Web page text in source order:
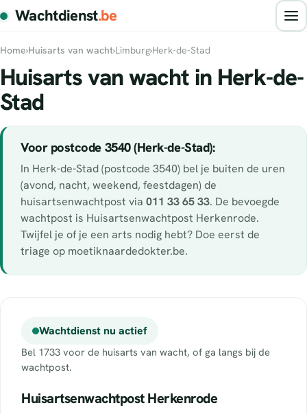
Wachtdienst.be
Home›Huisarts van wacht›Limburg›Herk-de-Stad
Huisarts van wacht in Herk-de-
Stad
Voor postcode 3540 (Herk-de-Stad):
In Herk-de-Stad (postcode 3540) bel je buiten de uren
(avond, nacht, weekend, feestdagen) de
huisartsenwachtpost via 011 33 65 33. De bevoegde
wachtpost is Huisartsenwachtpost Herkenrode.
Twijfel je of je een arts nodig hebt? Doe eerst de
triage op moetiknaardedokter.be.
Wachtdienst nu actief
Bel 1733 voor de huisarts van wacht, of ga langs bij de
wachtpost.
Huisartsenwachtpost Herkenrode